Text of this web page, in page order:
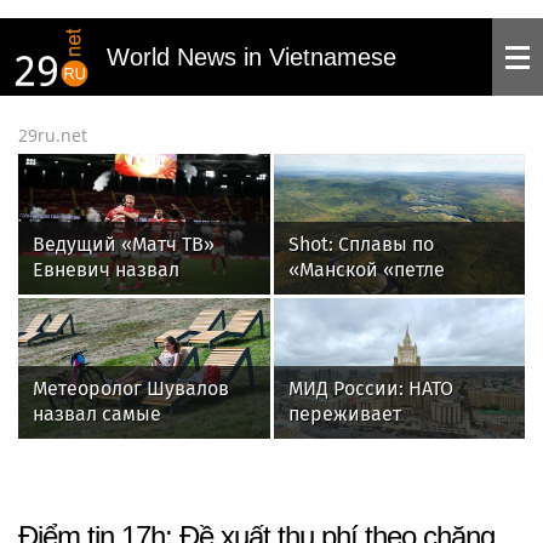
World News in Vietnamese
29ru.net
Ведущий «Матч ТВ»
Евневич назвал
«Спартак» фаворитом
матча с «Краснодаром»
Shot: Сплавы по
«Манской «петле
смерти» подорожали
за год на 45 процентов
Метеоролог Шувалов
назвал самые
холодные дни в Москве
МИД России: НАТО
переживает
тяжелейший за всю его